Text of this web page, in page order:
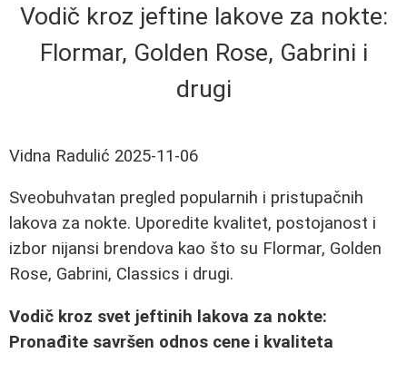
Vodič kroz jeftine lakove za nokte:
Flormar, Golden Rose, Gabrini i
drugi
Vidna Radulić 2025-11-06
Sveobuhvatan pregled popularnih i pristupačnih
lakova za nokte. Uporedite kvalitet, postojanost i
izbor nijansi brendova kao što su Flormar, Golden
Rose, Gabrini, Classics i drugi.
Vodič kroz svet jeftinih lakova za nokte:
Pronađite savršen odnos cene i kvaliteta